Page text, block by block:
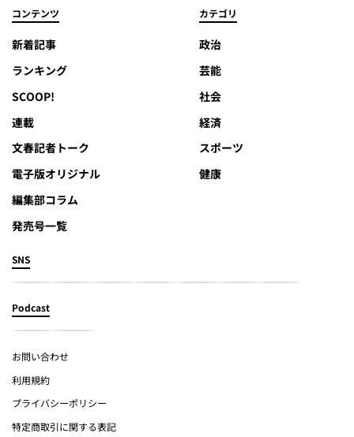
コンテンツ
新着記事
ランキング
SCOOP!
連載
文春記者トーク
電子版オリジナル
編集部コラム
発売号一覧
カテゴリ
政治
芸能
社会
経済
スポーツ
健康
SNS
Podcast
お問い合わせ
利用規約
プライバシーポリシー
特定商取引に関する表記